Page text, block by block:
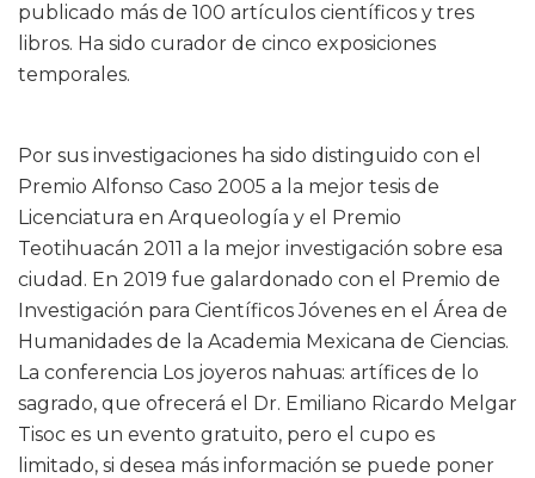
publicado más de 100 artículos científicos y tres
libros. Ha sido curador de cinco exposiciones
temporales.
Por sus investigaciones ha sido distinguido con el
Premio Alfonso Caso 2005 a la mejor tesis de
Licenciatura en Arqueología y el Premio
Teotihuacán 2011 a la mejor investigación sobre esa
ciudad. En 2019 fue galardonado con el Premio de
Investigación para Científicos Jóvenes en el Área de
Humanidades de la Academia Mexicana de Ciencias.
La conferencia Los joyeros nahuas: artífices de lo
sagrado, que ofrecerá el Dr. Emiliano Ricardo Melgar
Tisoc es un evento gratuito, pero el cupo es
limitado, si desea más información se puede poner